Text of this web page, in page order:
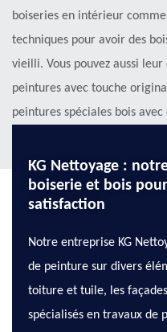
boiseries en intérieur
techniques pour avoir des
vieilli. Vous pouvez aussi
peintures avec touche
peintures spéciales bois
KG Nettoyage :
boiserie et bois
satisfaction
Notre entreprise KG
de peinture sur divers
toiture et tuile, les
spécialisés en travaux de